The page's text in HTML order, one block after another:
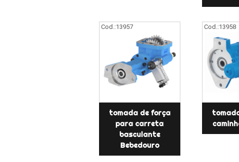
Cod.:13957
tomada de força
para carreta
basculante
Bebedouro
Cod.:13958